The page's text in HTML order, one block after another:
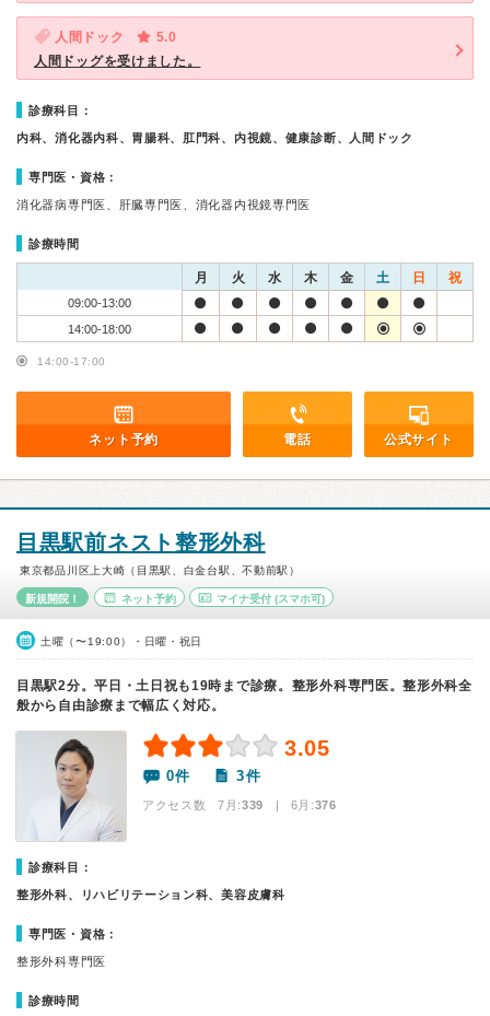
人間ドック
5.0
人間ドッグを受けました。
診療科目：
内科、消化器内科、胃腸科、肛門科、内視鏡、健康診断、人間ドック
専門医・資格：
消化器病専門医、肝臓専門医、消化器内視鏡専門医
診療時間
月 火 水 木 金 土 日 祝
09:00-13:00
14:00-18:00
14:00-17:00
ネット予約 電話 公式サイト
目黒駅前ネスト整形外科
東京都品川区上大崎（目黒駅、白金台駅、不動前駅）
新規開院！ ネット予約 マイナ受付 (スマホ可)
土曜（〜19:00）・日曜・祝日
目黒駅2分。平日・土日祝も19時まで診療。整形外科専門医。整形外科全
般から自由診療まで幅広く対応。
3.05
0件 3件
アクセス数 7月:339 | 6月:376
診療科目：
整形外科、リハビリテーション科、美容皮膚科
専門医・資格：
整形外科専門医
診療時間